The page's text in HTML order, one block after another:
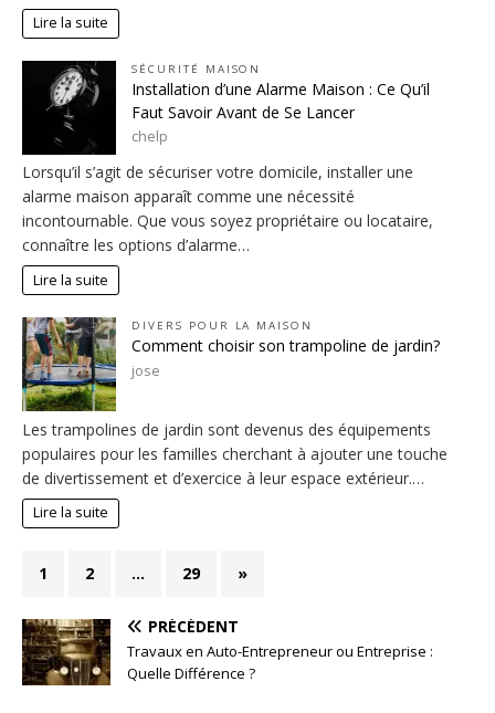
Lire la suite
SÉCURITÉ MAISON
Installation d’une Alarme Maison : Ce Qu’il
Faut Savoir Avant de Se Lancer
chelp
Lorsqu’il s’agit de sécuriser votre domicile, installer une
alarme maison apparaît comme une nécessité
incontournable. Que vous soyez propriétaire ou locataire,
connaître les options d’alarme…
Lire la suite
DIVERS POUR LA MAISON
Comment choisir son trampoline de jardin?
jose
Les trampolines de jardin sont devenus des équipements
populaires pour les familles cherchant à ajouter une touche
de divertissement et d’exercice à leur espace extérieur.…
Lire la suite
1 2 … 29 »
PRÉCÉDENT
Travaux en Auto-Entrepreneur ou Entreprise :
Quelle Différence ?